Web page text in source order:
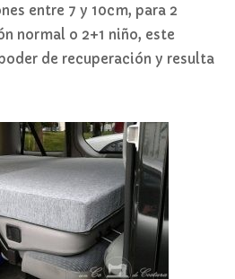
entre 7 y 10cm, para 2
normal o 2+1 niño, este
de recuperación y resulta